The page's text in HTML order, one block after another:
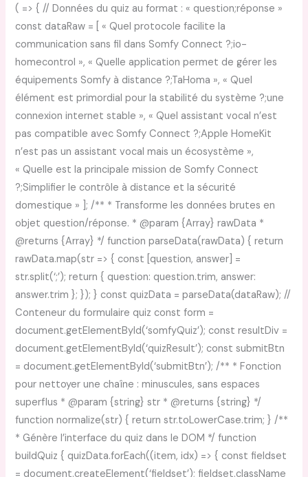
( => { // Données du quiz au format : « question;réponse »
const dataRaw = [ « Quel protocole facilite la
communication sans fil dans Somfy Connect ?;io-
homecontrol », « Quelle application permet de gérer les
équipements Somfy à distance ?;TaHoma », « Quel
élément est primordial pour la stabilité du système ?;une
connexion internet stable », « Quel assistant vocal n’est
pas compatible avec Somfy Connect ?;Apple HomeKit
n’est pas un assistant vocal mais un écosystème »,
« Quelle est la principale mission de Somfy Connect
?;Simplifier le contrôle à distance et la sécurité
domestique » ]; /** * Transforme les données brutes en
objet question/réponse. * @param {Array} rawData *
@returns {Array} */ function parseData(rawData) { return
rawData.map(str => { const [question, answer] =
str.split(‘;’); return { question: question.trim, answer:
answer.trim }; }); } const quizData = parseData(dataRaw); //
Conteneur du formulaire quiz const form =
document.getElementById(‘somfyQuiz’); const resultDiv =
document.getElementById(‘quizResult’); const submitBtn
= document.getElementById(‘submitBtn’); /** * Fonction
pour nettoyer une chaîne : minuscules, sans espaces
superflus * @param {string} str * @returns {string} */
function normalize(str) { return str.toLowerCase.trim; } /**
* Génère l’interface du quiz dans le DOM */ function
buildQuiz { quizData.forEach((item, idx) => { const fieldset
= document.createElement(‘fieldset’); fieldset.className